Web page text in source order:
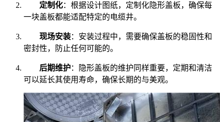
定制化：根据设计图纸，定制化隐形盖板，确保每
一块盖板都能适配特定的电缆井。
现场安装：安装过程中，需要确保盖板的稳固性和
密封性，防止任何可能的。
后期维护：隐形盖板的维护同样重要，定期和清洁
可以延长其使用寿命，确保长期的与美观。